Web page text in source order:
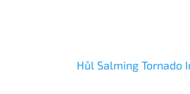
Hůl Salming Tornado